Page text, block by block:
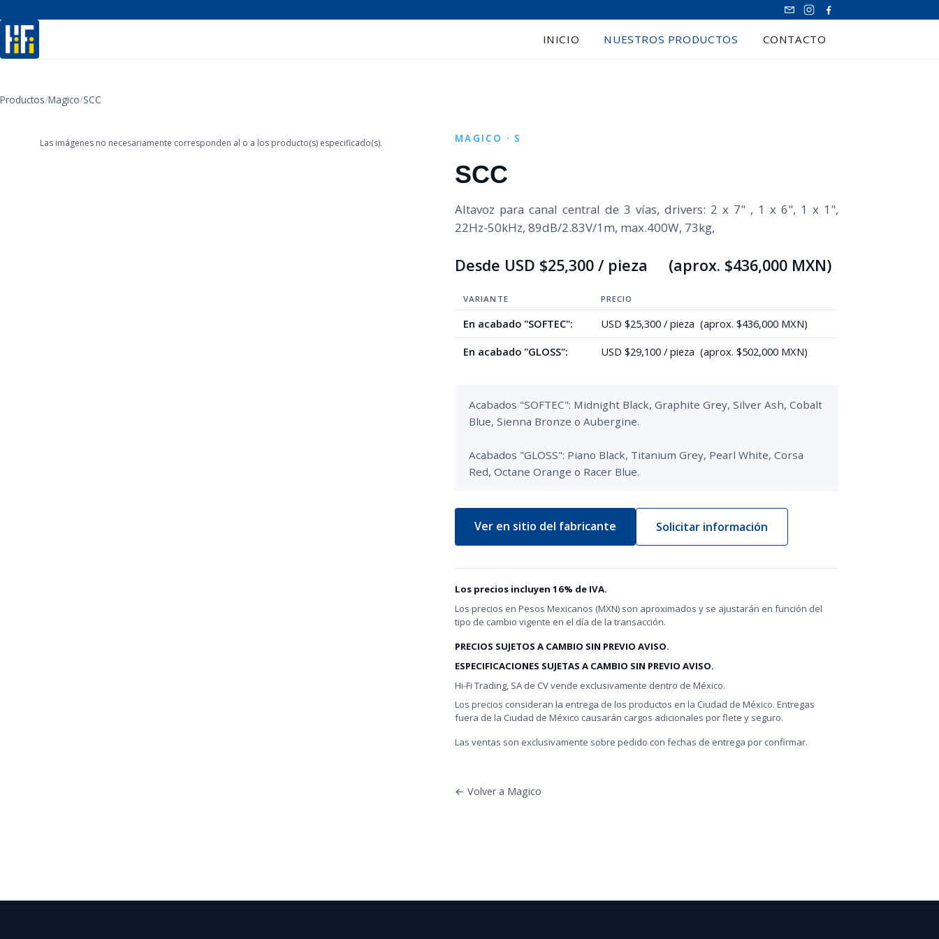
INICIO NUESTROS PRODUCTOS CONTACTO
Productos/Magico/SCC
Las imágenes no necesariamente corresponden al o a los producto(s) especificado(s). MAGICO · S
SCC
Altavoz para canal central de 3 vías, drivers: 2 x 7" , 1 x 6", 1 x 1",
22Hz-50kHz, 89dB/2.83V/1m, max.400W, 73kg,
Desde USD $25,300 / pieza (aprox. $436,000 MXN)
VARIANTE PRECIO
En acabado "SOFTEC":
USD $25,300 / pieza (aprox. $436,000 MXN)
En acabado "GLOSS":
USD $29,100 / pieza (aprox. $502,000 MXN)
Acabados "SOFTEC": Midnight Black, Graphite Grey, Silver Ash, Cobalt
Blue, Sienna Bronze o Aubergine.
Acabados "GLOSS": Piano Black, Titanium Grey, Pearl White, Corsa
Red, Octane Orange o Racer Blue.
Ver en sitio del fabricante Solicitar información
Los precios incluyen 16% de IVA.
Los precios en Pesos Mexicanos (MXN) son aproximados y se ajustarán en función del
tipo de cambio vigente en el día de la transacción.
PRECIOS SUJETOS A CAMBIO SIN PREVIO AVISO.
ESPECIFICACIONES SUJETAS A CAMBIO SIN PREVIO AVISO.
Hi-Fi Trading, SA de CV vende exclusivamente dentro de México.
Los precios consideran la entrega de los productos en la Ciudad de México. Entregas
fuera de la Ciudad de México causarán cargos adicionales por flete y seguro.
Las ventas son exclusivamente sobre pedido con fechas de entrega por confirmar.
← Volver a Magico